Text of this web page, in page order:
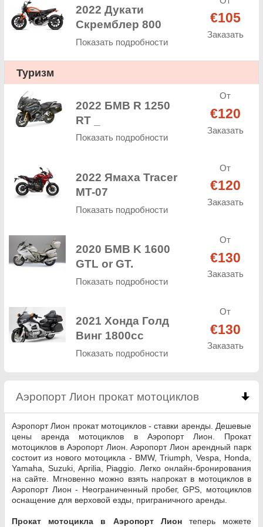
2022 Дукати
Скремблер 800
Показать подробности
€105
Заказать
Туризм
2022 БМВ R 1250
RT _
Показать подробности
От
€120
Заказать
2022 Ямаха Tracer
MT-07
Показать подробности
От
€120
Заказать
2020 БМВ K 1600
GTL or GT.
Показать подробности
От
€130
Заказать
2021 Хонда Голд
Винг 1800cc
Показать подробности
От
€130
Заказать
Аэропорт Лион прокат мотоциклов click to
Аэропорт Лион прокат мотоциклов - ставки аренды. Дешевые
цены аренда мотоциклов в Аэропорт Лион. Прокат
мотоциклов в Аэропорт Лион. Аэропорт Лион арендный парк
состоит из нового мотоцикла - BMW, Triumph, Vespa, Honda,
Yamaha, Suzuki, Aprilia, Piaggio. Легко онлайн-бронирования
на сайте. Мгновенно можно взять напрокат в мотоциклов в
Аэропорт Лион - Неограниченный пробег, GPS, мотоциклов
оснащение для верховой езды, приграничного аренды.
Прокат мотоцикла в Аэропорт Лионтеперь можете